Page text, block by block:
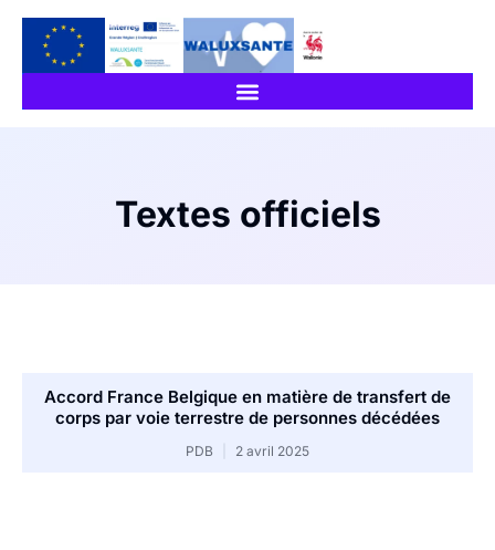
Textes officiels
Accord France Belgique en matière de transfert de
corps par voie terrestre de personnes décédées
PDB 2 avril 2025